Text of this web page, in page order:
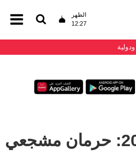
الظهر
12:27
مونديال 2026: حرمان مشجعي